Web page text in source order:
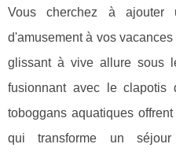
Vous cherchez à
d'amusement à vos
glissant à vive allure sous
fusionnant avec le
toboggans aquatiques
qui transforme un